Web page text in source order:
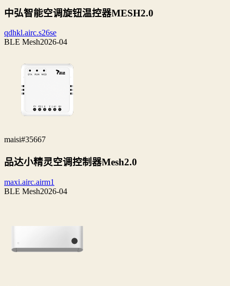
中弘智能空调旋钮温控器MESH2.0
qdhkl.airc.s26se
BLE Mesh2026-04
maisi#35667
品达小精灵空调控制器Mesh2.0
maxi.airc.airm1
BLE Mesh2026-04